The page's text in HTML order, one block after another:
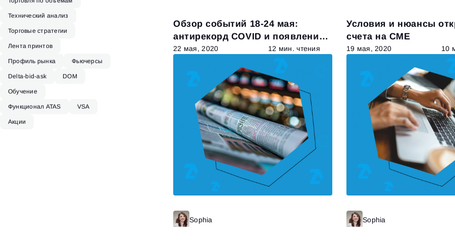
Технический анализ
Торговые стратегии
Лента принтов
Профиль рынка Фьючерсы
Delta-bid-ask DOM
Обучение
Функционал ATAS VSA
Акции
Обзор событий 18-24 мая:
антирекорд COVID и появление
Сатоши
22 мая, 2020 12 мин. чтения
Sophia
Условия и нюансы
счета на CME
19 мая, 2020 10
Sophia